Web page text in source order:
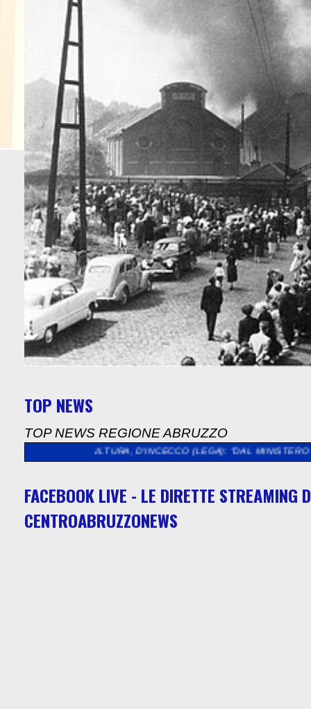
TOP NEWS
TOP NEWS REGIONE ABRUZZO
CULTURA, D'INCECCO (LEGA): "DAL MINISTERO QUASI 5
FACEBOOK LIVE - LE DIRETTE STREAMING
CENTROABRUZZONEWS